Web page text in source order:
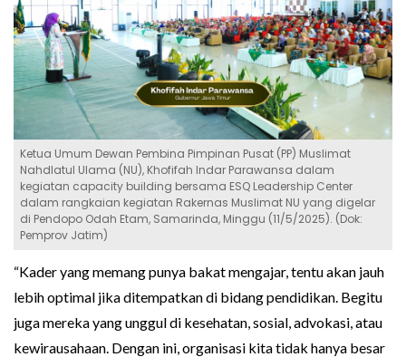
Ketua Umum Dewan Pembina Pimpinan Pusat (PP) Muslimat
Nahdlatul Ulama (NU), Khofifah Indar Parawansa dalam
kegiatan capacity building bersama ESQ Leadership Center
dalam rangkaian kegiatan Rakernas Muslimat NU yang digelar
di Pendopo Odah Etam, Samarinda, Minggu (11/5/2025). (Dok:
Pemprov Jatim)
“Kader yang memang punya bakat mengajar, tentu akan jauh
lebih optimal jika ditempatkan di bidang pendidikan. Begitu
juga mereka yang unggul di kesehatan, sosial, advokasi, atau
kewirausahaan. Dengan ini, organisasi kita tidak hanya besar